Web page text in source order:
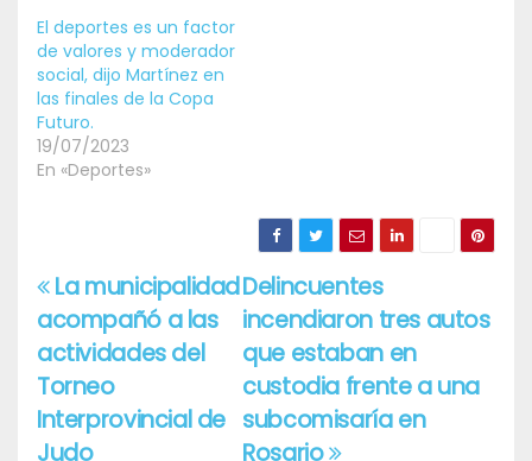
El deportes es un factor
de valores y moderador
social, dijo Martínez en
las finales de la Copa
Futuro.
19/07/2023
En «Deportes»
Navegación
de
entradas
Delincuentes
incendiaron tres autos
que estaban en
custodia frente a una
subcomisaría en
Rosario
La municipalidad
acompañó a las
actividades del
Torneo
Interprovincial de
Judo